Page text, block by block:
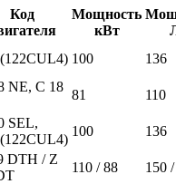
Код
Мощность
кВт
100 136
NE, C 18
81 110
SEL,
100 136
DTH / Z
110 / 88 150